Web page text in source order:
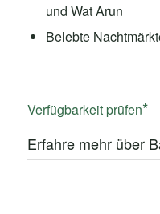
und Wat Arun
Belebte
Verfügbarkeit prüfen
Erfahre mehr über